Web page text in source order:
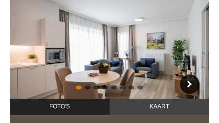
1 2 3 4 5 6 7 8
FOTO'S KAART